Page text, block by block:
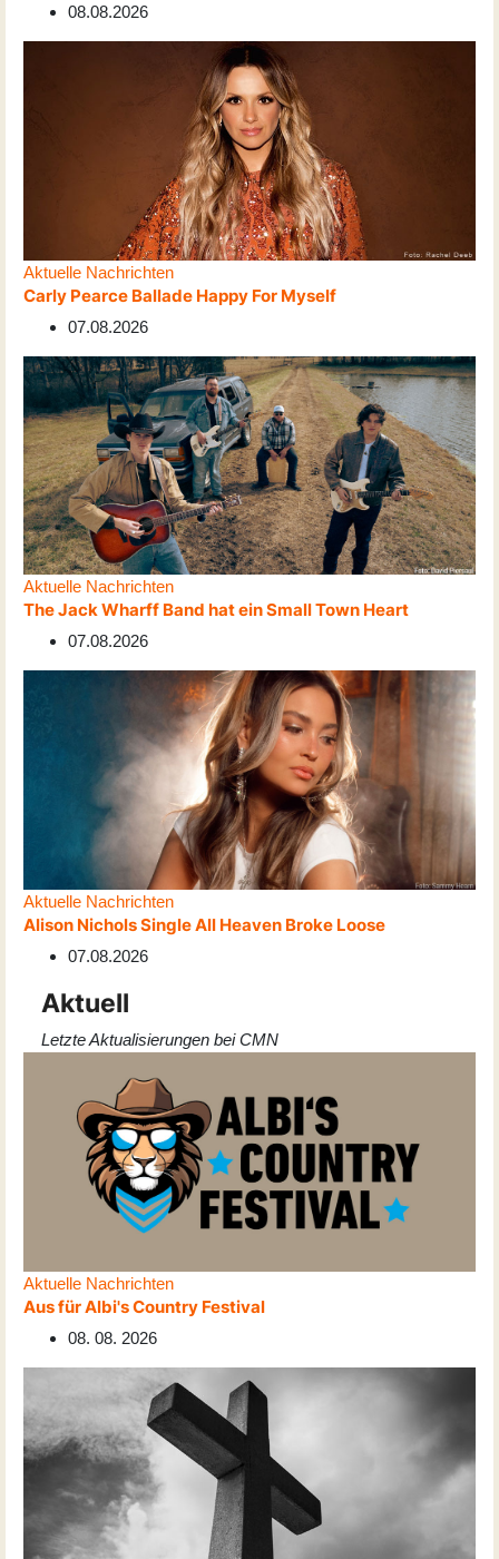
08.08.2026
Aktuelle Nachrichten
Carly Pearce Ballade Happy For Myself
07.08.2026
Aktuelle Nachrichten
The Jack Wharff Band hat ein Small Town Heart
07.08.2026
Aktuelle Nachrichten
Alison Nichols Single All Heaven Broke Loose
07.08.2026
Aktuell
Letzte Aktualisierungen bei CMN
Aktuelle Nachrichten
Aus für Albi's Country Festival
08. 08. 2026